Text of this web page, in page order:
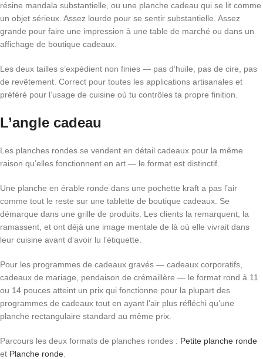
résine mandala substantielle, ou une planche cadeau qui se lit comme
un objet sérieux. Assez lourde pour se sentir substantielle. Assez
grande pour faire une impression à une table de marché ou dans un
affichage de boutique cadeaux.
Les deux tailles s’expédient non finies — pas d’huile, pas de cire, pas
de revêtement. Correct pour toutes les applications artisanales et
préféré pour l’usage de cuisine où tu contrôles ta propre finition.
L’angle cadeau
Les planches rondes se vendent en détail cadeaux pour la même
raison qu’elles fonctionnent en art — le format est distinctif.
Une planche en érable ronde dans une pochette kraft a pas l’air
comme tout le reste sur une tablette de boutique cadeaux. Se
démarque dans une grille de produits. Les clients la remarquent, la
ramassent, et ont déjà une image mentale de là où elle vivrait dans
leur cuisine avant d’avoir lu l’étiquette.
Pour les programmes de cadeaux gravés — cadeaux corporatifs,
cadeaux de mariage, pendaison de crémaillère — le format rond à 11
ou 14 pouces atteint un prix qui fonctionne pour la plupart des
programmes de cadeaux tout en ayant l’air plus réfléchi qu’une
planche rectangulaire standard au même prix.
Parcours les deux formats de planches rondes : Petite planche ronde
et Planche ronde